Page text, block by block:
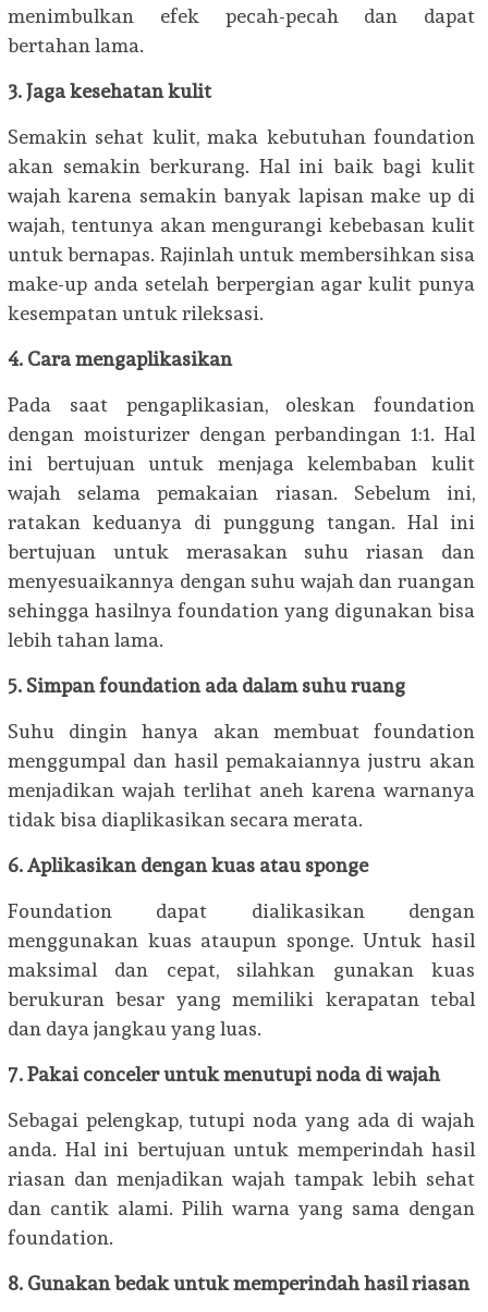
menimbulkan efek pecah-pecah dan dapat
bertahan lama.
3. Jaga kesehatan kulit
Semakin sehat kulit, maka kebutuhan foundation
akan semakin berkurang. Hal ini baik bagi kulit
wajah karena semakin banyak lapisan make up di
wajah, tentunya akan mengurangi kebebasan kulit
untuk bernapas. Rajinlah untuk membersihkan sisa
make-up anda setelah berpergian agar kulit punya
kesempatan untuk rileksasi.
4. Cara mengaplikasikan
Pada saat pengaplikasian, oleskan foundation
dengan moisturizer dengan perbandingan 1:1. Hal
ini bertujuan untuk menjaga kelembaban kulit
wajah selama pemakaian riasan. Sebelum ini,
ratakan keduanya di punggung tangan. Hal ini
bertujuan untuk merasakan suhu riasan dan
menyesuaikannya dengan suhu wajah dan ruangan
sehingga hasilnya foundation yang digunakan bisa
lebih tahan lama.
5. Simpan foundation ada dalam suhu ruang
Suhu dingin hanya akan membuat foundation
menggumpal dan hasil pemakaiannya justru akan
menjadikan wajah terlihat aneh karena warnanya
tidak bisa diaplikasikan secara merata.
6. Aplikasikan dengan kuas atau sponge
Foundation dapat dialikasikan dengan
menggunakan kuas ataupun sponge. Untuk hasil
maksimal dan cepat, silahkan gunakan kuas
berukuran besar yang memiliki kerapatan tebal
dan daya jangkau yang luas.
7. Pakai conceler untuk menutupi noda di wajah
Sebagai pelengkap, tutupi noda yang ada di wajah
anda. Hal ini bertujuan untuk memperindah hasil
riasan dan menjadikan wajah tampak lebih sehat
dan cantik alami. Pilih warna yang sama dengan
foundation.
8. Gunakan bedak untuk memperindah hasil riasan